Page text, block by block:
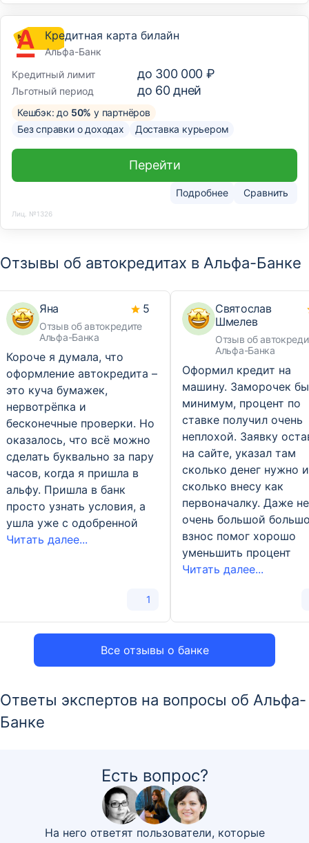
Кредитная карта билайн
Альфа-Банк
Кредитный лимит
до 300 000 ₽
Льготный период до 60дней
Кешбэк: до 50% у партнёров
Без справки о доходах
Доставка курьером
Подробнее Сравнить
Перейти
Лиц. №1326
Отзывы об автокредитах в Альфа-Банке
Все отзывы о банке
Яна
Отзыв об автокредите
Альфа-Банка
5
Короче я думала, что
оформление автокредита –
это куча бумажек,
нервотрёпка и
бесконечные проверки. Но
оказалось, что всё можно
сделать буквально за пару
часов, когда я пришла в
альфу. Пришла в банк
просто узнать условия, а
ушла уже с одобренной
Читать далее...
1
Святослав
Шмелев
Отзыв об
Альфа-Банка
Оформил кредит на
машину. Заморочек
минимум, процент по
ставке получил очень
неплохой. Заявку
на сайте, указал там
сколько денег нужно и
сколько внесу как
первоначалку. Даже не
очень большой
взнос помог хорошо
уменьшить процент
Читать далее...
Ответы экспертов на вопросы об Альфа-
Банке
Есть вопрос?
На него ответят пользователи, которые